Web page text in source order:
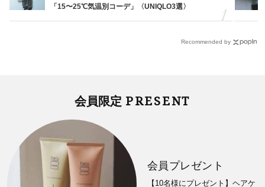
「15〜25℃気温別コーデ」〈UNIQLO3選〉
Recommended by
会員限定 PRESENT
会員プレゼント
【10名様にプレゼント】ヘアケ